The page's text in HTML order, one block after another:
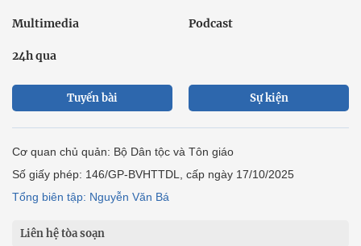
Multimedia Podcast
24h qua
Tuyến bài Sự kiện
Cơ quan chủ quản: Bộ Dân tộc và Tôn giáo
Số giấy phép: 146/GP-BVHTTDL, cấp ngày 17/10/2025
Tổng biên tập: Nguyễn Văn Bá
Liên hệ tòa soạn